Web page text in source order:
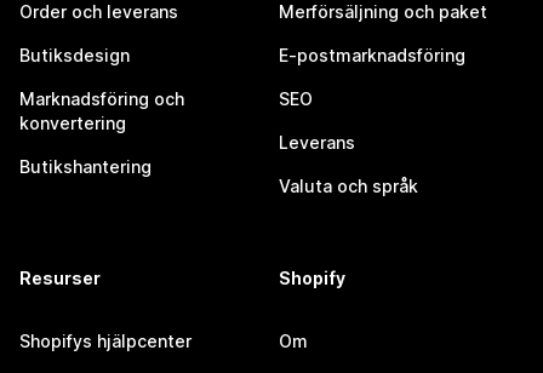
Order och leverans
Butiksdesign
Marknadsföring och
konvertering
Butikshantering
Merförsäljning och paket
E-postmarknadsföring
SEO
Leverans
Valuta och språk
Resurser
Shopifys hjälpcenter
Shopify
Om